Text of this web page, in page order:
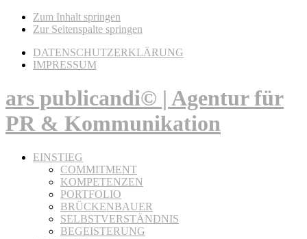
Zum Inhalt springen
Zur Seitenspalte springen
DATENSCHUTZERKLÄRUNG
IMPRESSUM
ars publicandi© | Agentur für
PR & Kommunikation
EINSTIEG
COMMITMENT
KOMPETENZEN
PORTFOLIO
BRÜCKENBAUER
SELBSTVERSTÄNDNIS
BEGEISTERUNG